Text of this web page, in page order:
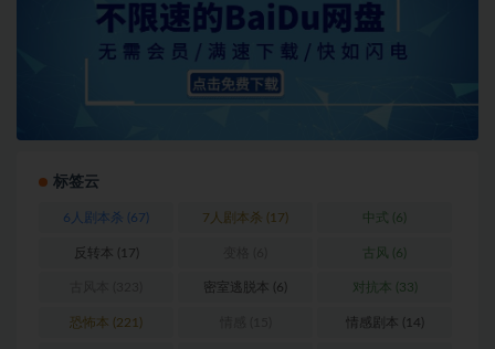
标签云
6人剧本杀 (67) 7人剧本杀 (17) 中式 (6)
反转本 (17) 古风 (6)
密室逃脱本 (6) 对抗本 (33)
恐怖本 (221) 情感剧本 (14)